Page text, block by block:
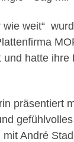
wie weit“
und hatte ihre
präsentiert
André